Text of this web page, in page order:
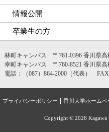
情報公開
卒業生の方
林町キャンパス 〒761-0396 香川県高
幸町キャンパス 〒760-8521 香川県高
電話：（087）864-2000（代表） FAX
プライバシーポリシー 香川大学ホームペ
Copyright © 2026 Kagawa